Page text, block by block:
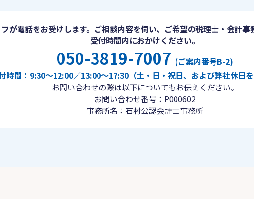
が電話をお受けします。ご相談内容を伺い、ご希望の税理士・会計事
受付時間内におかけください。
050-3819-7007 (ご案内番号B-2)
時間：9:30〜12:00／13:00〜17:30（土・日・祝日、および弊社休日
お問い合わせの際は以下についてもお伝えください。
お問い合わせ番号：P000602
事務所名：石村公認会計士事務所